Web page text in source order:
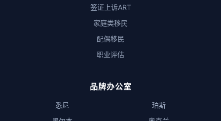
签证上诉ART
家庭类移民
配偶移民
职业评估
品牌办公室
悉尼
珀斯